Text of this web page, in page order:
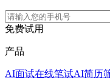
免费试用
产品
AI面试在线笔试AI简历